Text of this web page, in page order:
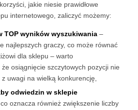
jakie niesie prawidłowe
internetowego, zaliczyć możemy:
TOP wyników wyszukiwania–
najlepszych graczy, co może równać
dla sklepu – warto
osiągnięcie szczytowych pozycji nie
uwagi na wielką konkurencję,
odwiedzin w sklepie
oznacza również zwiększenie liczby